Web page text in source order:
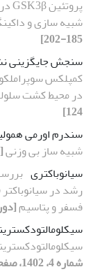
شبیه سازی و
185-202]
سنجش جایگزینی
در محیط کشت
124]
سندرم اورمی
شبیه ساز بی وزنی
سیانوباکتری
فسفر و پتاسیم[دوره 36، شماره 1،
شماره 4، 1402، صفحه 300-311]